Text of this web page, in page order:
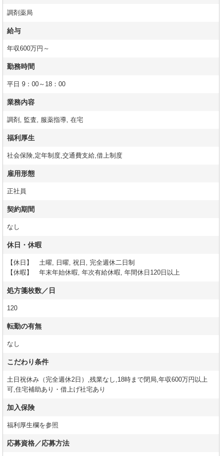
調剤薬局
給与
年収600万円～
勤務時間
平日 9：00～18：00
業務内容
調剤, 監査, 服薬指導, 在宅
福利厚生
社会保険,定年制度,交通費支給,借上制度
雇用形態
正社員
契約期間
なし
休日・休暇
【休日】 土曜, 日曜, 祝日, 完全週休二日制
【休暇】 年末年始休暇, 年次有給休暇, 年間休日120日以上
処方箋枚数／日
120
転勤の有無
なし
こだわり条件
土日祝休み（完全週休2日）,残業なし,18時まで閉局,年収600万円以上
可,住宅補助あり・借上げ社宅あり
加入保険
福利厚生欄を参照
応募資格／応募方法